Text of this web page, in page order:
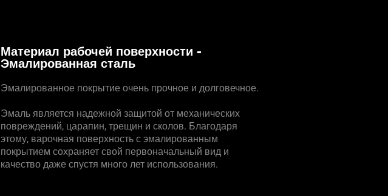
Материал рабочей поверхности -
Эмалированная сталь
Эмалированное покрытие очень прочное и долговечное.
Эмаль является надежной защитой от механических
повреждений, царапин, трещин и сколов. Благодаря
этому, варочная поверхность с эмалированным
покрытием сохраняет свой первоначальный вид и
качество даже спустя много лет использования.